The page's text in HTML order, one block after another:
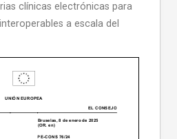
clínicas electrónicas para
a escala del